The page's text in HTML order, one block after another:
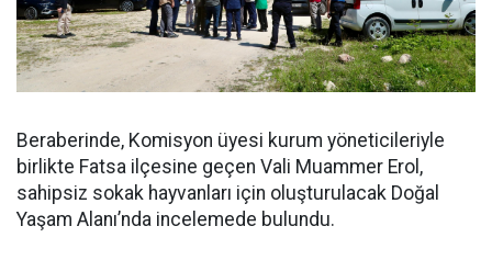
Beraberinde, Komisyon üyesi kurum yöneticileriyle
birlikte Fatsa ilçesine geçen Vali Muammer Erol,
sahipsiz sokak hayvanları için oluşturulacak Doğal
Yaşam Alanı’nda incelemede bulundu.